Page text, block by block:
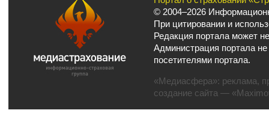
© 2004–2026
При цитировании и
Редакция портала может
Администрация портала
посетителями портала.
«Медиасфера»: реклама,
создание сайта —